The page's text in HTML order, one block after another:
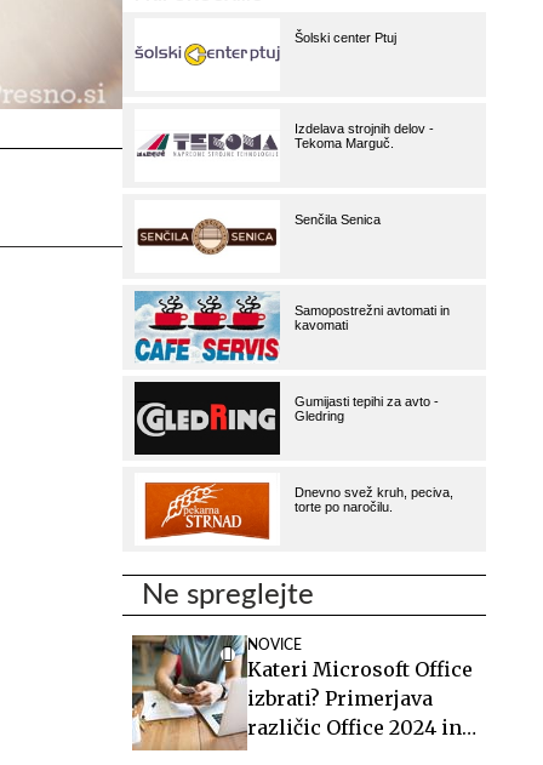
Ne spreglejte
NOVICE
Kateri Microsoft Office
izbrati? Primerjava
različic Office 2024 in